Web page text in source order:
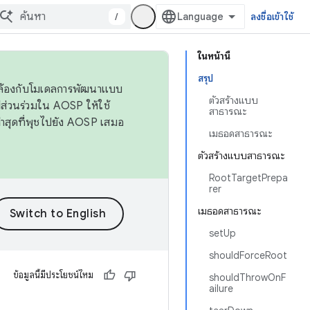
/ ลงชื่อเข้าใช้
ในหน้านี้
สรุป
ตัวสร้างแบบ
สาธารณะ
เมธอดสาธารณะ
ตัวสร้างแบบสาธารณะ
RootTargetPrepa
rer
เมธอดสาธารณะ
setUp
shouldForceRoot
shouldThrowOnF
ailure
องกับโมเดลการพัฒนาแบบ
วนร่วมใน AOSP ให้ใช้
สุดที่พุชไปยัง AOSP เสมอ
ข้อมูลนี้มีประโยชน์ไหม